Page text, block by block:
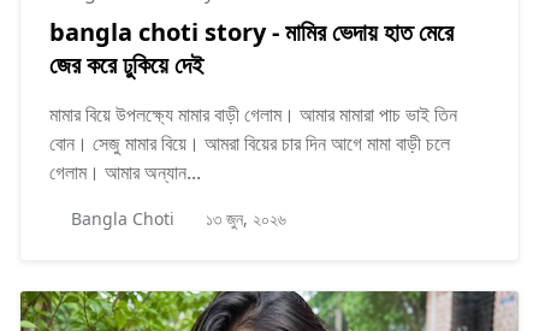
bangla choti story - মামির ভেদায় হাত মেরে
জের করে ঢুকিয়ে দেই
মামার বিয়ে উপলক্ষ্যে মামার বাড়ী গেলাম। আমার মামারা পাচ ভাই তিন
বোন। সেজু মামার বিয়ে। আমরা বিয়ের চার দিন আগে মামা বাড়ী চলে
গেলাম। আমার অন্যান...
Bangla Choti ১৩ জুন, ২০২৬